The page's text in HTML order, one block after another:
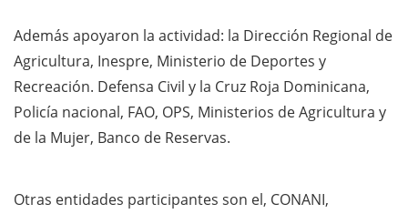
Además apoyaron la actividad: la Dirección Regional de
Agricultura, Inespre, Ministerio de Deportes y
Recreación. Defensa Civil y la Cruz Roja Dominicana,
Policía nacional, FAO, OPS, Ministerios de Agricultura y
de la Mujer, Banco de Reservas.
Otras entidades participantes son el, CONANI,